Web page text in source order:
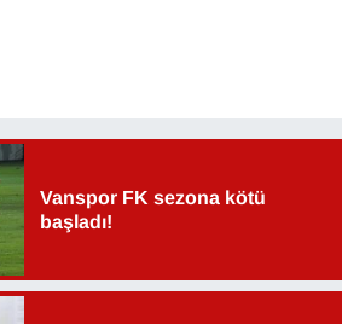
Vanspor FK sezona kötü
başladı!